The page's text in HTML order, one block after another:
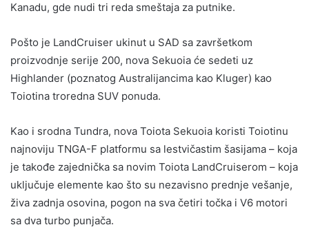
Kanadu, gde nudi tri reda smeštaja za putnike.
Pošto je LandCruiser ukinut u SAD sa završetkom
proizvodnje serije 200, nova Sekuoia će sedeti uz
Highlander (poznatog Australijancima kao Kluger) kao
Toiotina troredna SUV ponuda.
Kao i srodna Tundra, nova Toiota Sekuoia koristi Toiotinu
najnoviju TNGA-F platformu sa lestvičastim šasijama – koja
je takođe zajednička sa novim Toiota LandCruiserom – koja
uključuje elemente kao što su nezavisno prednje vešanje,
živa zadnja osovina, pogon na sva četiri točka i V6 motori
sa dva turbo punjača.